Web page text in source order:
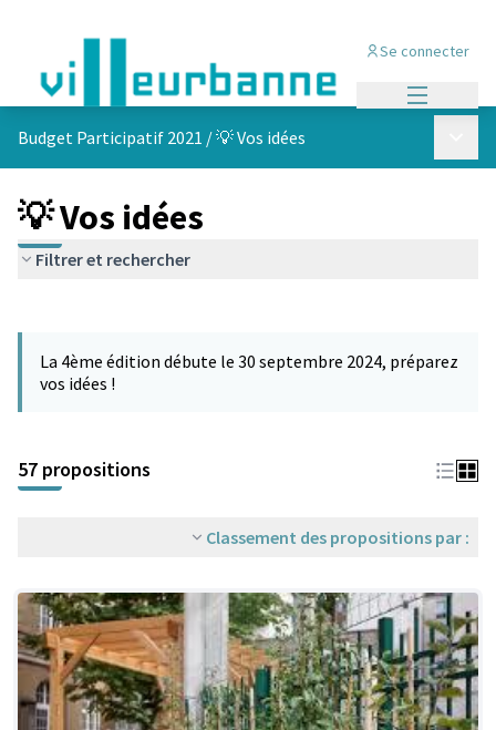
Se connecter
Budget Participatif 2021 /💡 Vos idées
💡 Vos idées
Filtrer et rechercher
La 4ème édition débute le 30 septembre 2024, préparez
vos idées !
57 propositions
Classement des propositions par :